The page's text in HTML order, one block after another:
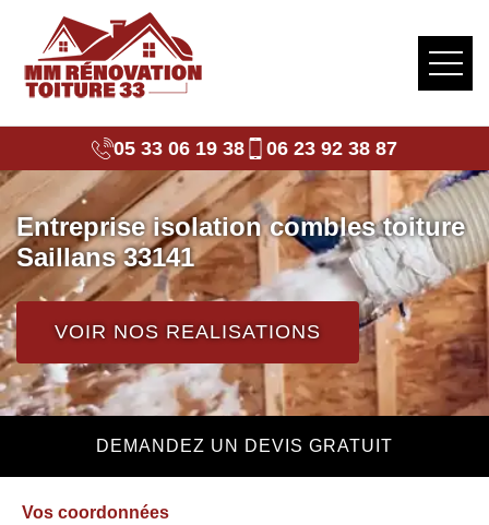
05 33 06 19 38 06 23 92 38 87
Entreprise isolation combles toiture
Saillans 33141
VOIR NOS REALISATIONS
DEMANDEZ UN DEVIS GRATUIT
Vos coordonnées